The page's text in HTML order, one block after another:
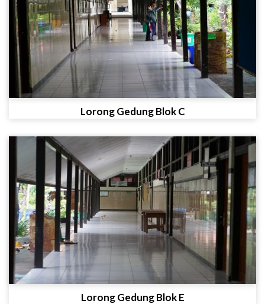
Lorong Gedung Blok C
Lorong Gedung Blok E